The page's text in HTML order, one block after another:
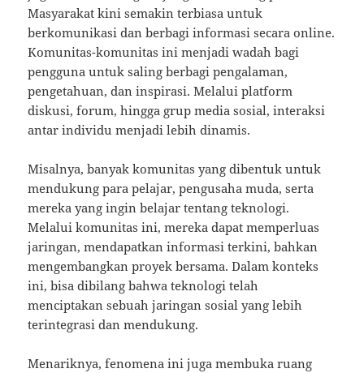
Masyarakat kini semakin terbiasa untuk
berkomunikasi dan berbagi informasi secara online.
Komunitas-komunitas ini menjadi wadah bagi
pengguna untuk saling berbagi pengalaman,
pengetahuan, dan inspirasi. Melalui platform
diskusi, forum, hingga grup media sosial, interaksi
antar individu menjadi lebih dinamis.
Misalnya, banyak komunitas yang dibentuk untuk
mendukung para pelajar, pengusaha muda, serta
mereka yang ingin belajar tentang teknologi.
Melalui komunitas ini, mereka dapat memperluas
jaringan, mendapatkan informasi terkini, bahkan
mengembangkan proyek bersama. Dalam konteks
ini, bisa dibilang bahwa teknologi telah
menciptakan sebuah jaringan sosial yang lebih
terintegrasi dan mendukung.
Menariknya, fenomena ini juga membuka ruang